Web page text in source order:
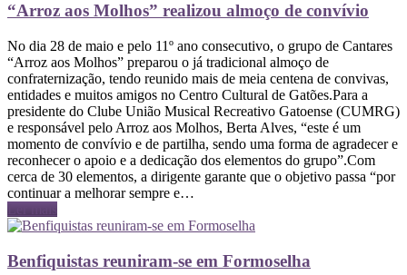
“Arroz aos Molhos” realizou almoço de convívio
No dia 28 de maio e pelo 11º ano consecutivo, o grupo de Cantares
“Arroz aos Molhos” preparou o já tradicional almoço de
confraternização, tendo reunido mais de meia centena de convivas,
entidades e muitos amigos no Centro Cultural de Gatões.Para a
presidente do Clube União Musical Recreativo Gatoense (CUMRG)
e responsável pelo Arroz aos Molhos, Berta Alves, “este é um
momento de convívio e de partilha, sendo uma forma de agradecer e
reconhecer o apoio e a dedicação dos elementos do grupo”.Com
cerca de 30 elementos, a dirigente garante que o objetivo passa “por
continuar a melhorar sempre e…
Ler mais
Benfiquistas reuniram-se em Formoselha